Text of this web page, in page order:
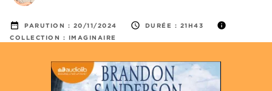
date_range PARUTION : 20/11/2024 access_time DURÉE : 21H43 info
COLLECTION : IMAGINAIRE